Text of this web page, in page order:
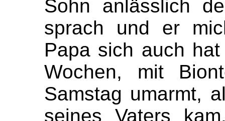
Sohn anlässlich
sprach und er
Papa sich auch
Wochen, mit
Samstag umarmt,
seines Vaters